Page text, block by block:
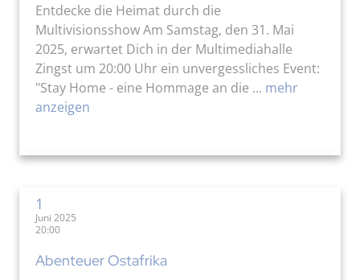
Entdecke die Heimat durch die
Multivisionsshow Am Samstag, den 31. Mai
2025, erwartet Dich in der Multimediahalle
Zingst um 20:00 Uhr ein unvergessliches Event:
"Stay Home - eine Hommage an die ... mehr
anzeigen
1
Juni 2025
20:00
Abenteuer Ostafrika